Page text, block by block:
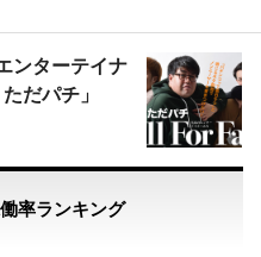
ンターテイナ
だパチ」
率ランキング